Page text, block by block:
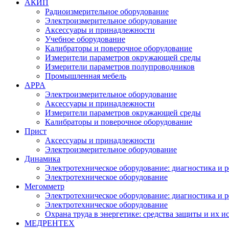
АКИП
Радиоизмерительное оборудование
Электроизмерительное оборудование
Аксессуары и принадлежности
Учебное оборудование
Калибраторы и поверочное оборудование
Измерители параметров окружающей среды
Измерители параметров полупроводников
Промышленная мебель
APPA
Электроизмерительное оборудование
Аксессуары и принадлежности
Измерители параметров окружающей среды
Калибраторы и поверочное оборудование
Прист
Аксессуары и принадлежности
Электроизмерительное оборудование
Динамика
Электротехническое оборудование: диагностика и
Электротехническое оборудование
Мегомметр
Электротехническое оборудование: диагностика и
Электротехническое оборудование
Охрана труда в энергетике: средства защиты и их
МЕДРЕНТЕХ